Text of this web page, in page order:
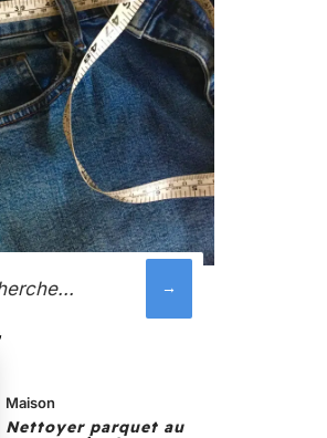
Maison
Nettoyer parquet au